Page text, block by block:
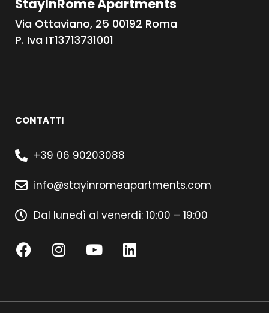
StayInRome Apartments
Via Ottaviano, 25 00192 Roma
P. Iva IT13713731001
CONTATTI
+39 06 90203088
info@stayinromeapartments.com
Dal lunedì al venerdì: 10:00 – 19:00